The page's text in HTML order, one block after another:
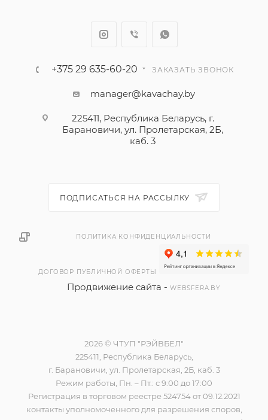
+375 29 635-60-20 ЗАКАЗАТЬ ЗВОНОК
manager@kavachay.by
225411, Республика Беларусь, г.
Барановичи, ул. Пролетарская, 2Б,
каб. 3
ПОДПИСАТЬСЯ НА РАССЫЛКУ
ПОЛИТИКА КОНФИДЕНЦИАЛЬНОСТИ
ДОГОВОР ПУБЛИЧНОЙ ОФЕРТЫ
Продвижение сайта -WEBSFERA.BY
2026 © ЧТУП "РЭЙВБЕЛ"
225411, Республика Беларусь,
г. Барановичи, ул. Пролетарская, 2Б, каб. 3
Режим работы, Пн. – Пт.: с 9:00 до 17:00
Регистрация в торговом реестре 524754 от 09.12.2021
контакты уполномоченного для разрешения споров,